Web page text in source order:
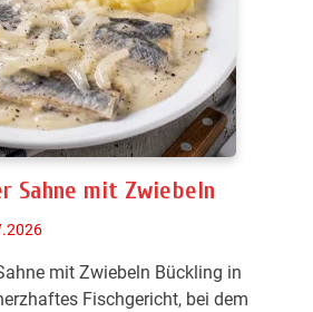
Sahne mit Zwiebeln
mit Zwiebeln Bückling in
Fischgericht, bei dem